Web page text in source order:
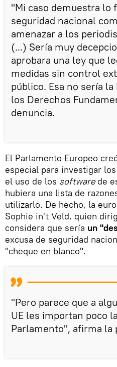
"Mi caso demuestra lo
seguridad nacional
amenazar a los
(...) Sería muy
aprobara una ley que
medidas sin control
público. Esa no sería
los Derechos
denuncia.
El Parlamento Europeo
especial para investigar
el uso de los softwarede
hubiera una lista de
utilizarlo. De hecho, la
Sophie in't Veld, quien
considera que sería un
excusa de seguridad
"cheque en blanco".
"Pero parece que a
UE les importan poco
Parlamento", afirma la